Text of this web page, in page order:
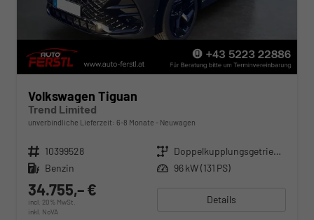
Volkswagen Tiguan
Trend Limited
unverbindliche Lieferzeit: 6-8 Monate Neuwagen
Fahrzeugnr. 10399528 Getriebe
Doppelkupplungsgetriebe (DSG)
Kraftstoff Benzin Leistung 96 kW (131 PS)
34.755,– €
incl. 20% MwSt.
inkl. NoVA
Details